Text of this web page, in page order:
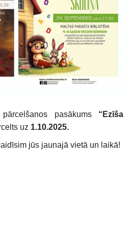
pasākums “Ezīša
uz 1.10.2025.
jūs jaunajā vietā un laikā!